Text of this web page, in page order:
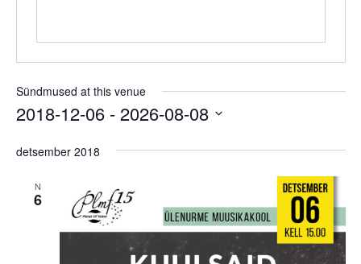
Sündmused at this venue
2018-12-06 - 2026-08-08
date.
detsember 2018
N
6